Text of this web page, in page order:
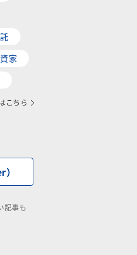
家
こちら
記事も